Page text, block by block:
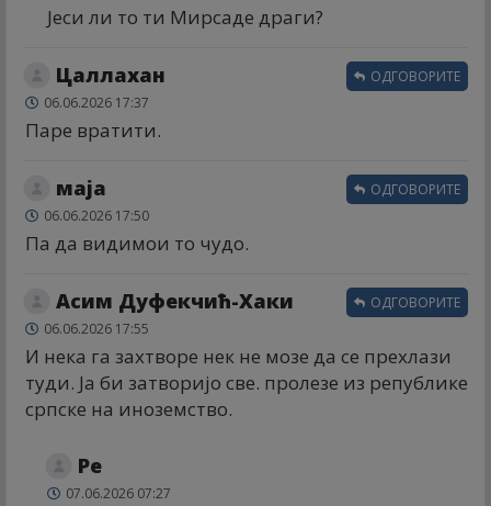
Јеси ли то ти Мирсаде драги?
Цаллахан
06.06.2026 17:37
Паре вратити.
ОДГОВОРИТЕ
маја
06.06.2026 17:50
Па да видимои то чудо.
ОДГОВОРИТЕ
Асим Дуфекчић-Хаки
06.06.2026 17:55
И нека га захтворе нек не мозе да се прехлази
туди. Ја би затворијо све. пролезе из републике
српске на иноземство.
ОДГОВОРИТЕ
Ре
07.06.2026 07:27